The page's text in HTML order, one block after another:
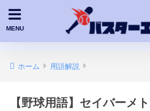
ホーム 用語解説
【野球用語】セイバーメ